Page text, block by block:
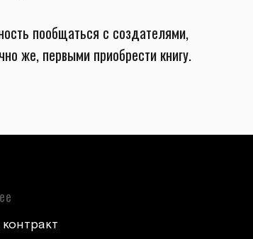
пообщаться с создателями,
же, первыми приобрести книгу.